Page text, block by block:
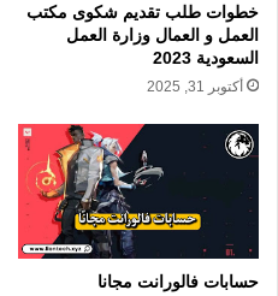
خطوات طلب تقديم شكوى مكتب
العمل و العمال وزارة العمل
السعودية 2023
أكتوبر 31, 2025
حسابات فالورانت مجانا